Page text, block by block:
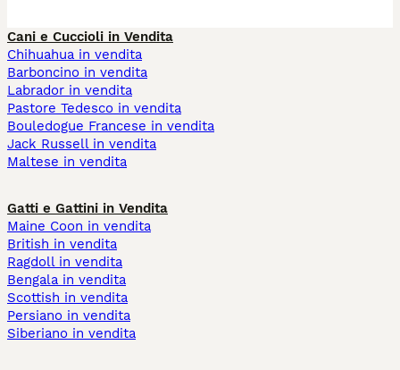
Cani e Cuccioli in Vendita
Chihuahua in vendita
Barboncino in vendita
Labrador in vendita
Pastore Tedesco in vendita
Bouledogue Francese in vendita
Jack Russell in vendita
Maltese in vendita
Gatti e Gattini in Vendita
Maine Coon in vendita
British in vendita
Ragdoll in vendita
Bengala in vendita
Scottish in vendita
Persiano in vendita
Siberiano in vendita